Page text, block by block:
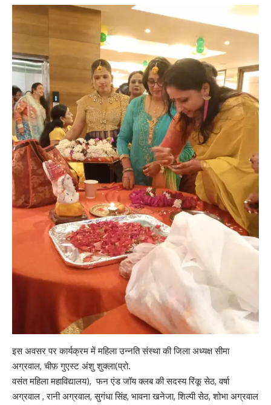
इस अवसर पर कार्यक्रम में महिला उन्नति संस्था की जिला अध्यक्ष सीमा
अग्रवाल, चीफ़ गुएस्ट अंशु शुक्ला(प्रो.
वसंत महिला महाविद्यालय), फन एंड जॉय क्लब की सदस्य रिंकू सेठ, वर्षा
अग्रवाल , रानी अग्रवाल, सुगंधा सिंह, भावना खनेजा, शिल्पी सेठ, शोभा अग्रवाल